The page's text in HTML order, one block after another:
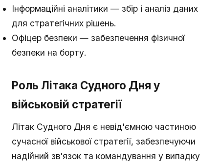
Інформаційні аналітики — збір і аналіз даних
для стратегічних рішень.
Офіцер безпеки — забезпечення фізичної
безпеки на борту.
Роль Літака Судного Дня у
військовій стратегії
Літак Судного Дня є невід'ємною частиною
сучасної військової стратегії, забезпечуючи
надійний зв'язок та командування у випадку